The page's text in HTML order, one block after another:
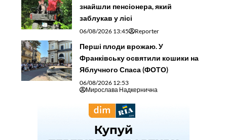
знайшли пенсіонера, який
заблукав у лісі
06/08/2026 13:45 Reporter
Перші плоди врожаю. У
Франківську освятили кошики на
Яблучного Спаса (ФОТО)
06/08/2026 12:53
Мирослава Надкернична